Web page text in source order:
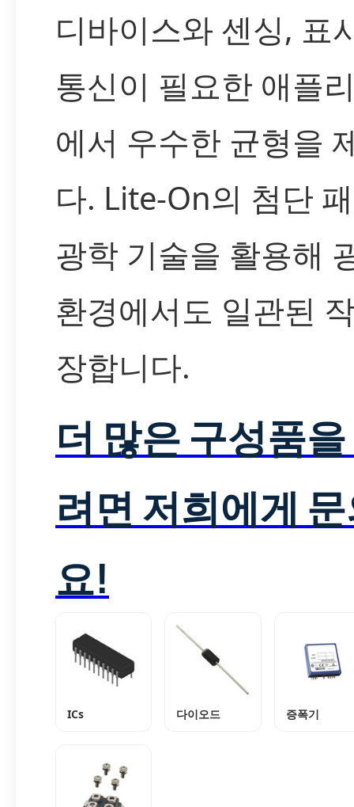
디바이스와 센싱, 표
통신이 필요한 애플
에서 우수한 균형을
다. Lite-On의 첨단
광학 기술을 활용해
환경에서도 일관된
장합니다.
더 많은 구성품
려면 저희에게
요!
ICs 다이오드 증폭기